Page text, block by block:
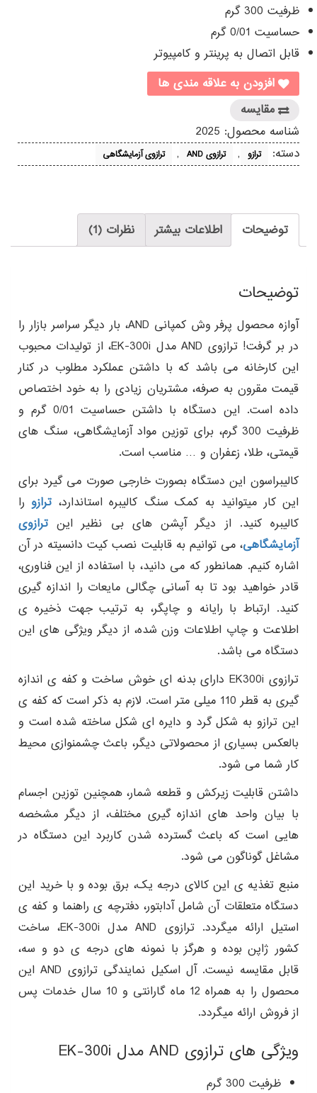
ظرفیت 300 گرم
حساسیت 0/01 گرم
قابل اتصال به پرینتر و کامپیوتر
افزودن به علاقه مندی ها
مقایسه
شناسه محصول: 2025
دسته:
ترازو , ترازوی AND , ترازوی آزمایشگاهی
توضیحات اطلاعات بیشتر نظرات (1)
توضیحات
آوازه محصول پرفر وش کمپانی AND، بار دیگر سراسر بازار را
در بر گرفت! ترازوی AND مدل EK-300i، از تولیدات محبوب
این کارخانه می باشد که با داشتن عملکرد مطلوب در کنار
قیمت مقرون به صرفه، مشتریان زیادی را به خود اختصاص
داده است. این دستگاه با داشتن حساسیت 0/01 گرم و
ظرفیت 300 گرم، برای توزین مواد آزمایشگاهی، سنگ های
قیمتی، طلا، زعفران و … مناسب است.
کالیبراسون این دستگاه بصورت خارجی صورت می گیرد برای
این کار میتوانید به کمک سنگ کالیبره استاندارد، ترازورا
کالیبره کنید. از دیگر آپشن های بی نظیر این ترازوی
آزمایشگاهی، می توانیم به قابلیت نصب کیت دانسیته در آن
اشاره کنیم. همانطور که می دانید، با استفاده از این فناوری،
قادر خواهید بود تا به آسانی چگالی مایعات را اندازه گیری
کنید. ارتباط با رایانه و چاپگر، به ترتیب جهت ذخیره ی
اطلاعت و چاپ اطلاعات وزن شده، از دیگر ویژگی های این
دستگاه می باشد.
ترازوی EK300i دارای بدنه ای خوش ساخت و کفه ی اندازه
گیری به قطر 110 میلی متر است. لازم به ذکر است که کفه ی
این ترازو به شکل گرد و دایره ای شکل ساخته شده است و
بالعکس بسیاری از محصولاتی دیگر، باعث چشمنوازی محیط
کار شما می شود.
داشتن قابلیت زیرکش و قطعه شمار، همچنین توزین اجسام
با بیان واحد های اندازه گیری مختلف، از دیگر مشخصه
هایی است که باعث گسترده شدن کاربرد این دستگاه در
مشاغل گوناگون می شود.
منبع تغذیه ی این کالای درجه یک، برق بوده و با خرید این
دستگاه متعلقات آن شامل آدابتور، دفترچه ی راهنما و کفه ی
استیل ارائه میگردد. ترازوی AND مدل EK-300i، ساخت
کشور ژاپن بوده و هرگز با نمونه های درجه ی دو و سه،
قابل مقایسه نیست. آل اسکیل نمایندگی ترازوی AND این
محصول را به همراه 12 ماه گارانتی و 10 سال خدمات پس
از فروش ارائه میگردد.
ویژگی های ترازوی AND مدل EK-300i
ظرفیت 300 گرم